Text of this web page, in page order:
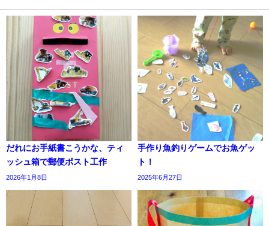
だれにお手紙書こうかな、ティ
ッシュ箱で郵便ポスト工作
2026年1月8日
手作り魚釣りゲームでお魚ゲッ
ト！
2025年6月27日